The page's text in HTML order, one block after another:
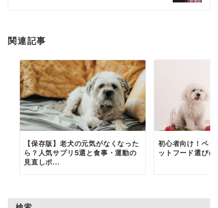
シ
ン
関連記事
【保存版】老犬の元気がなくなった
ら？人気サプリ5選と食事・運動の
見直しポ...
初心者向け！ペ
ットフード選び